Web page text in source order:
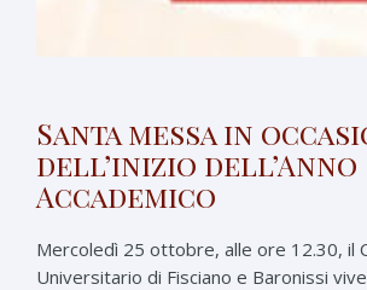
Santa messa in
dell’inizio dell’Anno
Accademico
Mercoledì 25 ottobre, alle ore 12.30, il
Universitario di Fisciano e Baronissi